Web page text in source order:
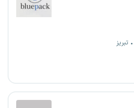
تبریز